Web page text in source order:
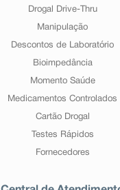
Drogal Drive-Thru
Manipulação
Descontos de Laboratório
Bioimpedância
Momento Saúde
Medicamentos Controlados
Cartão Drogal
Testes Rápidos
Fornecedores